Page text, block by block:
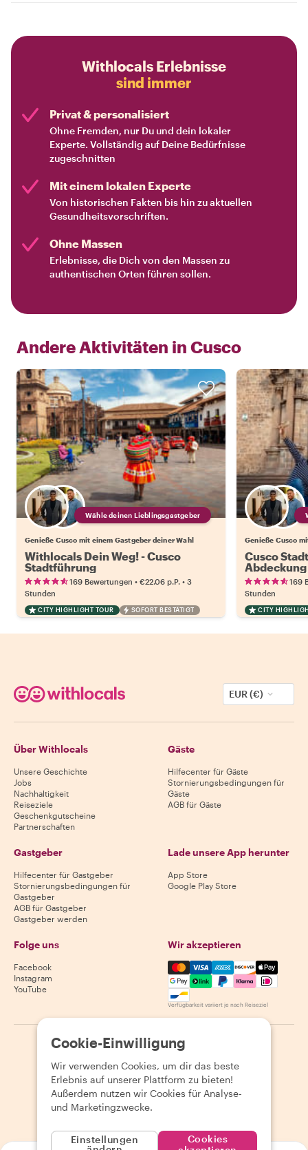
Withlocals Erlebnisse
sind immer
Privat & personalisiert
Ohne Fremden, nur Du und dein lokaler
Experte. Vollständig auf Deine Bedürfnisse
zugeschnitten
Mit einem lokalen Experte
Von historischen Fakten bis hin zu aktuellen
Gesundheitsvorschriften.
Ohne Massen
Erlebnisse, die Dich von den Massen zu
authentischen Orten führen sollen.
Andere Aktivitäten in Cusco
Wähle deinen Lieblingsgastgeber
Genieße Cusco mit einem Gastgeber deiner Wahl
Withlocals Dein Weg! - Cusco
Stadtführung
169 Bewertungen • €22.06 p.P. • 3
Stunden
CITY HIGHLIGHT TOUR SOFORT BESTÄTIGT
Genieße Cusco
Cusco
Abdeckung
169
Stunden
CITY
EUR (€)
Über Withlocals
Unsere Geschichte
Jobs
Nachhaltigkeit
Reiseziele
Geschenkgutscheine
Partnerschaften
Gäste
Hilfecenter für Gäste
Stornierungsbedingungen für
Gäste
AGB für Gäste
Gastgeber
Hilfecenter für Gastgeber
Stornierungsbedingungen für
Gastgeber
AGB für Gastgeber
Gastgeber werden
Lade unsere App herunter
App Store
Google Play Store
Folge uns
Facebook
Instagram
YouTube
Wir akzeptieren
Mastercard, Visa, Amex,
Verfügbarkeit variiert je nach Reiseziel
2026 Withlocals.com | Datenschutzerklärung
Seitenübersicht
Cookie-Einwilligung
Wir verwenden Cookies, um dir das beste
Erlebnis auf unserer Plattform zu bieten!
Außerdem nutzen wir Cookies für Analyse-
und Marketingzwecke.
Einstellungen
Cookies